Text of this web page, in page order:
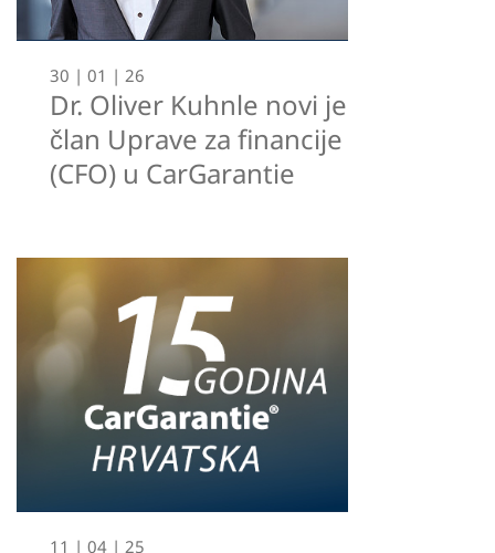
30 | 01 | 26
Dr. Oliver Kuhnle novi je
član Uprave za financije
(CFO) u CarGarantie
11 | 04 | 25